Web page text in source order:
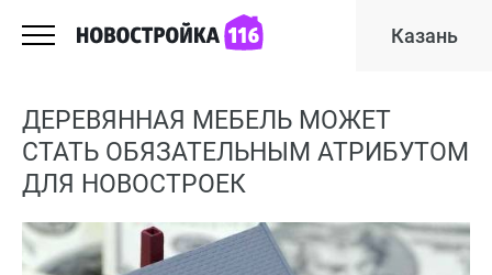
Казань
ДЕРЕВЯННАЯ МЕБЕЛЬ МОЖЕТ
СТАТЬ ОБЯЗАТЕЛЬНЫМ АТРИБУТОМ
ДЛЯ НОВОСТРОЕК